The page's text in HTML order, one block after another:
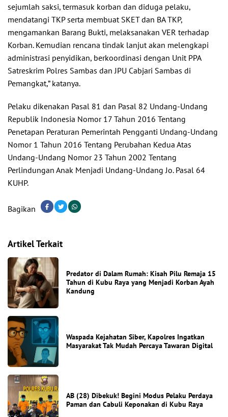
sejumlah saksi, termasuk korban dan diduga pelaku,
mendatangi TKP serta membuat SKET dan BA TKP,
mengamankan Barang Bukti, melaksanakan VER terhadap
Korban. Kemudian rencana tindak lanjut akan melengkapi
administrasi penyidikan, berkoordinasi dengan Unit PPA
Satreskrim Polres Sambas dan JPU Cabjari Sambas di
Pemangkat,” katanya.
Pelaku dikenakan Pasal 81 dan Pasal 82 Undang-Undang
Republik Indonesia Nomor 17 Tahun 2016 Tentang
Penetapan Peraturan Pemerintah Pengganti Undang-Undang
Nomor 1 Tahun 2016 Tentang Perubahan Kedua Atas
Undang-Undang Nomor 23 Tahun 2002 Tentang
Perlindungan Anak Menjadi Undang-Undang Jo. Pasal 64
KUHP.
Bagikan
Artikel Terkait
Predator di Dalam Rumah: Kisah Pilu Remaja 15
Tahun di Kubu Raya yang Menjadi Korban Ayah
Kandung
Waspada Kejahatan Siber, Kapolres Ingatkan
Masyarakat Tak Mudah Percaya Tawaran Digital
AB (28) Dibekuk! Begini Modus Pelaku Perdaya
Paman dan Cabuli Keponakan di Kubu Raya